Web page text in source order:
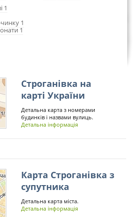
1
1
1
Строганівка на
карті України
Детальна карта з номерами
будинків і назвами вулиць.
Детальна інформація
Карта Строганівка з
супутника
Детальна карта міста.
Детальна інформація